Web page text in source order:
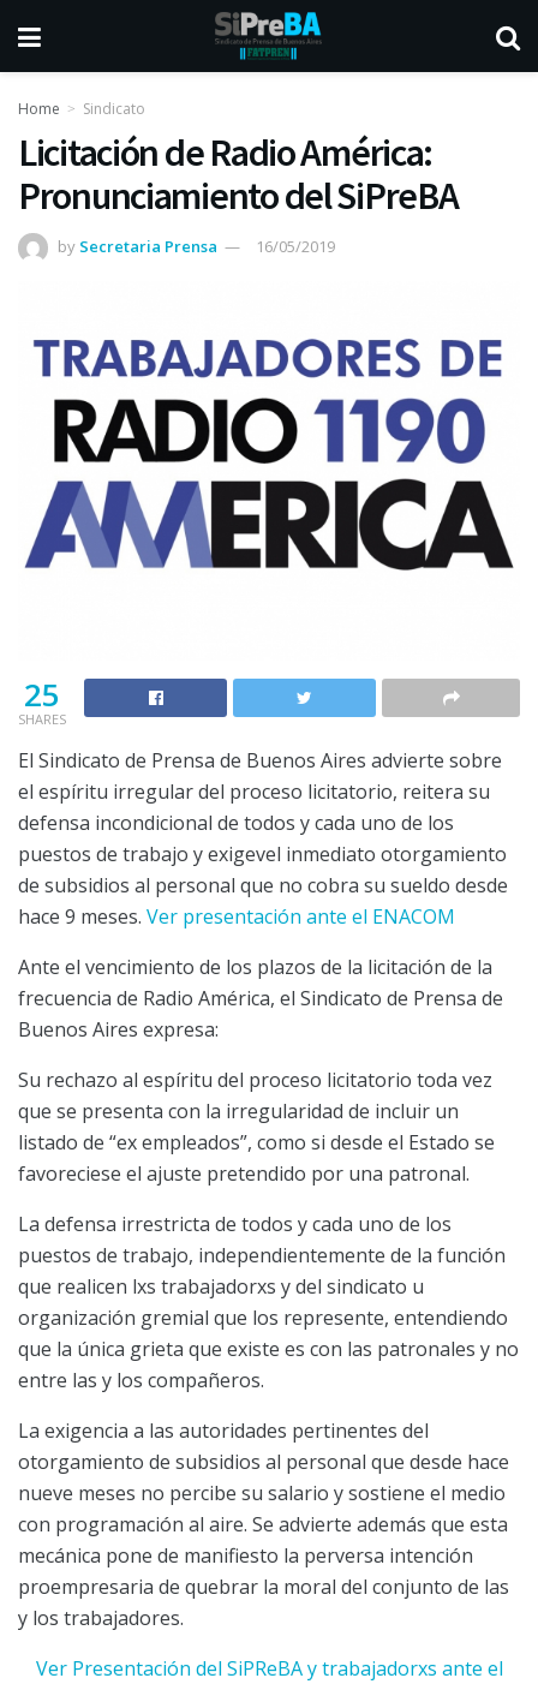
Home Sindicato
Licitación de Radio América:
Pronunciamiento del SiPreBA
by Secretaria Prensa 16/05/2019
25
SHARES
El Sindicato de Prensa de Buenos Aires advierte sobre
el espíritu irregular del proceso licitatorio, reitera su
defensa incondicional de todos y cada uno de los
puestos de trabajo y exigevel inmediato otorgamiento
de subsidios al personal que no cobra su sueldo desde
hace 9 meses. Ver presentación ante el ENACOM
Ante el vencimiento de los plazos de la licitación de la
frecuencia de Radio América, el Sindicato de Prensa de
Buenos Aires expresa:
Su rechazo al espíritu del proceso licitatorio toda vez
que se presenta con la irregularidad de incluir un
listado de “ex empleados”, como si desde el Estado se
favoreciese el ajuste pretendido por una patronal.
La defensa irrestricta de todos y cada uno de los
puestos de trabajo, independientemente de la función
que realicen lxs trabajadorxs y del sindicato u
organización gremial que los represente, entendiendo
que la única grieta que existe es con las patronales y no
entre las y los compañeros.
La exigencia a las autoridades pertinentes del
otorgamiento de subsidios al personal que desde hace
nueve meses no percibe su salario y sostiene el medio
con programación al aire. Se advierte además que esta
mecánica pone de manifiesto la perversa intención
proempresaria de quebrar la moral del conjunto de las
y los trabajadores.
Ver Presentación del SiPReBA y trabajadorxs ante el